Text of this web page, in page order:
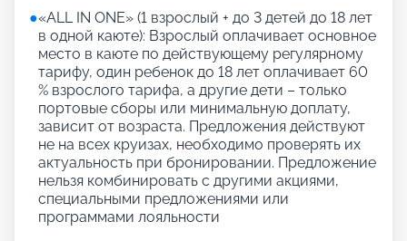
●«АLL IN ONE» (1 взрослый + до 3 детей до 18 лет
в одной каюте): Взрослый оплачивает основное
место в каюте по действующему регулярному
тарифу, один ребенок до 18 лет оплачивает 60
% взрослого тарифа, а другие дети – только
портовые сборы или минимальную доплату,
зависит от возраста. Предложения действуют
не на всех круизах, необходимо проверять их
актуальность при бронировании. Предложение
нельзя комбинировать с другими акциями,
специальными предложениями или
программами лояльности